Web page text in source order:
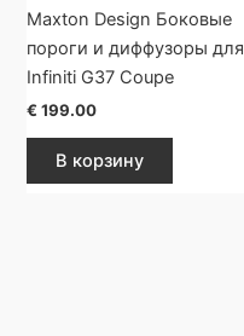
Maxton Design Боковые
пороги и диффузоры для
Infiniti G37 Coupe
€ 199.00
В корзину